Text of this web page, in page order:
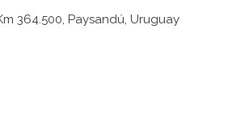
364.500, Paysandú, Uruguay